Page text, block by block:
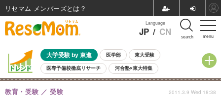
menu
Language
JP / CN search
大学受験 by 東進 医学部 東大受験
医専予備校徹底リサーチ 河合塾×東大特集
親子で考える大学選び 高校受験 中学受験 小学校受験
共通テスト 夏休み
教育・受験 受験 2011.3.9 Wed 18:38
リセマム メンバーズ